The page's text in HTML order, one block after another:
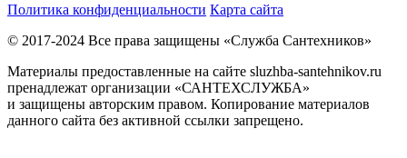
Политика конфиденциальности Карта сайта
© 2017-2024 Все права защищены «Служба Сантехников»
Материалы предоставленные на сайте sluzhba-santehnikov.ru
пренадлежат организации «САНТЕХСЛУЖБА»
и защищены авторским правом. Копирование материалов
данного сайта без активной ссылки запрещено.